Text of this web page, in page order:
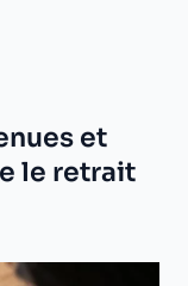
et
le retrait